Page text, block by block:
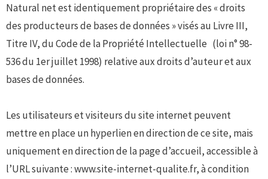
Natural net est identiquement propriétaire des « droits
des producteurs de bases de données » visés au Livre III,
Titre IV, du Code de la Propriété Intellectuelle (loi n° 98-
536 du 1er juillet 1998) relative aux droits d’auteur et aux
bases de données.
Les utilisateurs et visiteurs du site internet peuvent
mettre en place un hyperlien en direction de ce site, mais
uniquement en direction de la page d’accueil, accessible à
l’URL suivante : www.site-internet-qualite.fr, à condition